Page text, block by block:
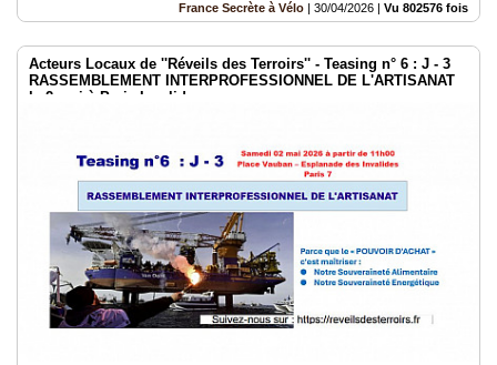
France Secrète à Vélo | 30/04/2026 | Vu 802576 fois
Acteurs Locaux de ''Réveils des Terroirs'' - Teasing n° 6 : J - 3
RASSEMBLEMENT INTERPROFESSIONNEL DE L'ARTISANAT
le 2 mai à Paris Invalides